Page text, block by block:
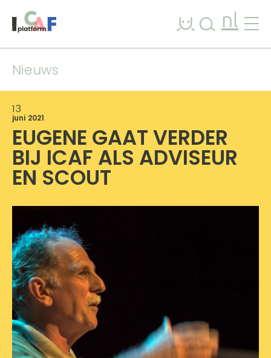
nl
Nieuws
13
juni 2021
EUGENE GAAT VERDER
BIJ ICAF ALS ADVISEUR
EN SCOUT